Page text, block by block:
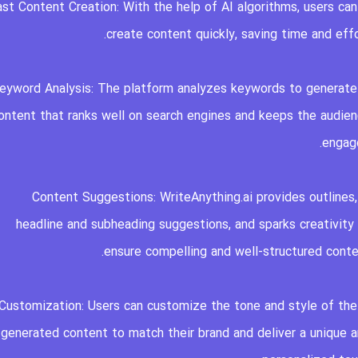
Fast Content Creation: With the help of AI algorithms, users can
create content quickly, saving time and
Keyword Analysis: The platform analyzes keywords to generate
that ranks well on search engines and keeps the
3. Content Suggestions: WriteAnything.ai provides outlines,
headline and subheading suggestions, and sparks
ensure compelling and well-structured
Customization: Users can customize the tone and style of the
generated content to match their brand and deliver a unique